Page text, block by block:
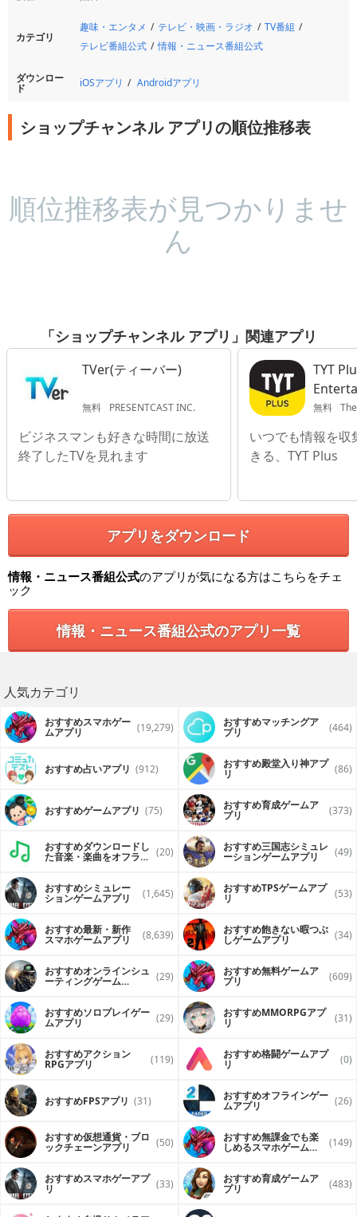
カテゴリ
趣味・エンタメ テレビ・映画・ラジオ
TV番組
テレビ番組公式
情報・ニュース番組公式
ダウンロー
ド iOSアプリ Androidアプリ
ショップチャンネル アプリの順位推移表
順位推移表が見つかりませ
ん
「ショップチャンネル アプリ」関連アプリ
TVer(ティーバー)
無料 PRESENTCAST INC.
ビジネスマンも好きな時間に放送
終了したTVを見れます
TYT
無料
いつでも情報を収
きる、TYT Plus
アプリをダウンロード
情報・ニュース番組公式のアプリが気になる方はこちらをチェ
ック
情報・ニュース番組公式のアプリ一覧
人気カテゴリ
おすすめスマホゲー
ムアプリ (19,279) おすすめマッチングア
プリ (464)
おすすめ占いアプリ (912) おすすめ殿堂入り神アプ
リ (86)
おすすめゲームアプリ (75) おすすめ育成ゲームア
プリ (373)
おすすめダウンロードし
た音楽・楽曲をオフライ (20) おすすめ三国志シミュレ
ーションゲームアプリ (49)
おすすめシミュレー
ションゲームアプリ (1,645) おすすめTPSゲームアプ
リ (53)
おすすめ最新・新作
スマホゲームアプリ (8,639) おすすめ飽きない暇つぶ
しゲームアプリ (34)
おすすめオンラインシュ
ーティングゲーム (29) おすすめ無料ゲームア
プリ (609)
おすすめソロプレイゲー
ムアプリ (29) おすすめ MMORPGアプ
リ (31)
おすすめアクション
RPGアプリ (119) おすすめ格闘ゲームアプ
リ (0)
おすすめFPSアプリ (31) おすすめオフラインゲー
ムアプリ (26)
おすすめ仮想通貨・ブロ
ックチェーンアプリ (50) おすすめ無課金でも楽
しめるスマホゲームア (149)
おすすめスマホゲーアプ
リ (33) おすすめ育成ゲームア
プリ (483)